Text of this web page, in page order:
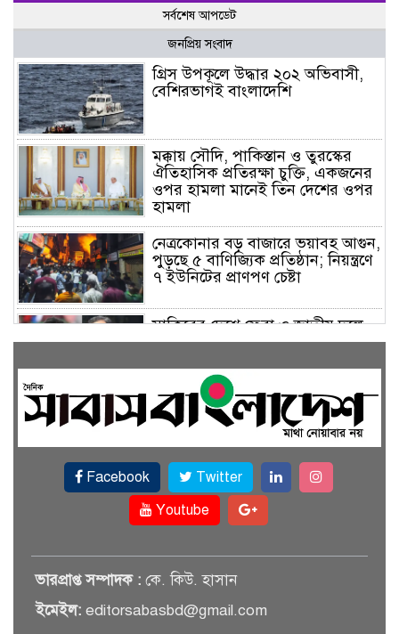
সর্বশেষ আপডেট
জনপ্রিয় সংবাদ
গ্রিস উপকূলে উদ্ধার ২০২ অভিবাসী,
বেশিরভাগই বাংলাদেশি
মক্কায় সৌদি, পাকিস্তান ও তুরস্কের
ঐতিহাসিক প্রতিরক্ষা চুক্তি, একজনের
ওপর হামলা মানেই তিন দেশের ওপর
হামলা
নেত্রকোনার বড় বাজারে ভয়াবহ আগুন,
পুড়ছে ৫ বাণিজ্যিক প্রতিষ্ঠান; নিয়ন্ত্রণে
৭ ইউনিটের প্রাণপণ চেষ্টা
সাকিবের দেশে ফেরা ও জাতীয় দলে
ফেরার সম্ভাবনা নেই, ইঙ্গিত ক্রীড়া
ফেসবুকে যুক্ত হলো বিকাশ, সহজ
হলো ডিজিটাল পেমেন্ট
বৃষ্টি উপেক্ষা করে ‘জুলাই গণঅভ্যুত্থান
স্মৃতি জাদুঘরে’ দর্শনার্থীদের ঢল
সেমিকন্ডাক্টর খাতে সুখবর, আসছে
বিশেষ প্রণোদনা
Facebook
Twitter
Youtube
ভারপ্রাপ্ত সম্পাদক : কে. কিউ. হাসান
ইমেইল: editorsabasbd@gmail.com